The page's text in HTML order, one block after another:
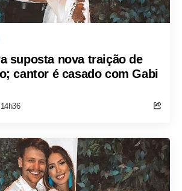
suposta nova traição de
cantor é casado com Gabi